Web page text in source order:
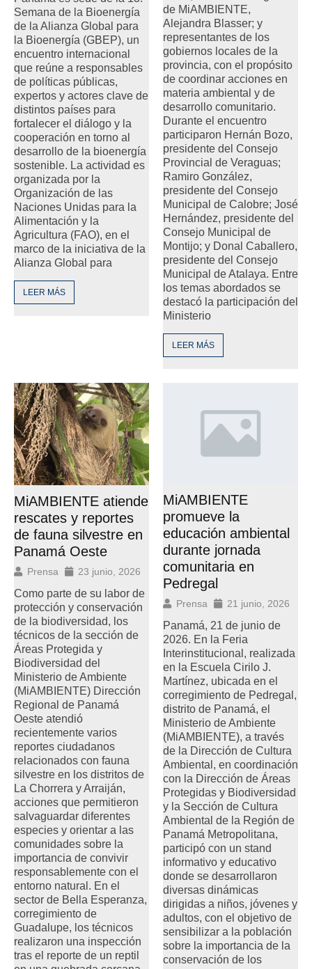
Semana de la Bioenergía
de la Alianza Global para
la Bioenergía (GBEP), un
encuentro internacional
que reúne a responsables
de políticas públicas,
expertos y actores clave de
distintos países para
fortalecer el diálogo y la
cooperación en torno al
desarrollo de la bioenergía
sostenible. La actividad es
organizada por la
Organización de las
Naciones Unidas para la
Alimentación y la
Agricultura (FAO), en el
marco de la iniciativa de la
Alianza Global para
LEER MÁS
de MiAMBIENTE,
Alejandra Blasser; y
representantes de los
gobiernos locales de la
provincia, con el propósito
de coordinar acciones en
materia ambiental y de
desarrollo comunitario.
Durante el encuentro
participaron Hernán Bozo,
presidente del Consejo
Provincial de Veraguas;
Ramiro González,
presidente del Consejo
Municipal de Calobre; José
Hernández, presidente del
Consejo Municipal de
Montijo; y Donal Caballero,
presidente del Consejo
Municipal de Atalaya. Entre
los temas abordados se
destacó la participación del
Ministerio
LEER MÁS
MiAMBIENTE atiende
rescates y reportes
de fauna silvestre en
Panamá Oeste
Prensa 23 junio, 2026
Como parte de su labor de
protección y conservación
de la biodiversidad, los
técnicos de la sección de
Áreas Protegida y
Biodiversidad del
Ministerio de Ambiente
(MiAMBIENTE) Dirección
Regional de Panamá
Oeste atendió
recientemente varios
reportes ciudadanos
relacionados con fauna
silvestre en los distritos de
La Chorrera y Arraiján,
acciones que permitieron
salvaguardar diferentes
especies y orientar a las
comunidades sobre la
importancia de convivir
responsablemente con el
entorno natural. En el
sector de Bella Esperanza,
corregimiento de
Guadalupe, los técnicos
realizaron una inspección
tras el reporte de un reptil
MiAMBIENTE
promueve la
educación ambiental
durante jornada
comunitaria en
Pedregal
Prensa 21 junio, 2026
Panamá, 21 de junio de
2026. En la Feria
Interinstitucional, realizada
en la Escuela Cirilo J.
Martínez, ubicada en el
corregimiento de Pedregal,
distrito de Panamá, el
Ministerio de Ambiente
(MiAMBIENTE), a través
de la Dirección de Cultura
Ambiental, en coordinación
con la Dirección de Áreas
Protegidas y Biodiversidad
y la Sección de Cultura
Ambiental de la Región de
Panamá Metropolitana,
participó con un stand
informativo y educativo
donde se desarrollaron
diversas dinámicas
dirigidas a niños, jóvenes y
adultos, con el objetivo de
sensibilizar a la población
sobre la importancia de la
conservación de los